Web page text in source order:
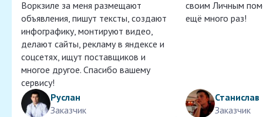
Воркзиле за меня размещают
объявления, пишут тексты, создают
инфографику, монтируют видео,
делают сайты, рекламу в яндексе и
соцсетях, ищут поставщиков и
многое другое. Спасибо вашему
сервису!
Руслан
Заказчик
своим Личным
ещё много раз!
Станислав
Заказчик